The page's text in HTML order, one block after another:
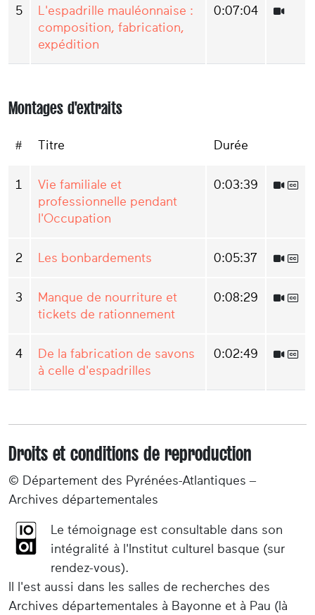
5
L'espadrille mauléonnaise :
composition, fabrication,
expédition
0:07:04
Montages d'extraits
# Titre Durée
1
Vie familiale et
professionnelle pendant
l'Occupation
0:03:39
2 Les bonbardements 0:05:37
3
Manque de nourriture et
tickets de rationnement
0:08:29
4
De la fabrication de savons
à celle d'espadrilles
0:02:49
Droits et conditions de reproduction
© Département des Pyrénées-Atlantiques –
Archives départementales
Le témoignage est consultable dans son
intégralité à l'Institut culturel basque (sur
rendez-vous).
Il l'est aussi dans les salles de recherches des
Archives départementales à Bayonne et à Pau (là